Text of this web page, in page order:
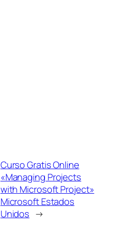
Curso Gratis Online
«Managing Projects
with Microsoft Project»
Microsoft Estados
Unidos →